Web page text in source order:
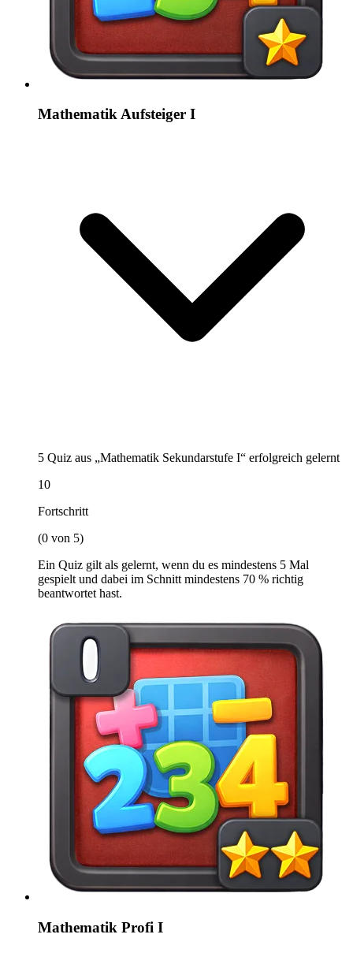
Mathematik Aufsteiger I
5 Quiz aus „Mathematik Sekundarstufe I“ erfolgreich gelernt
10
Fortschritt
(0 von 5)
Ein Quiz gilt als gelernt, wenn du es mindestens 5 Mal
gespielt und dabei im Schnitt mindestens 70 % richtig
beantwortet hast.
Mathematik Profi I